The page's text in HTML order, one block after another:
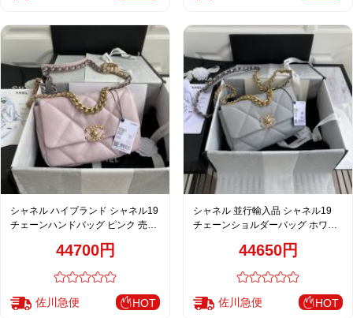
シャネル ハイブランド シャネル19
チェーンハンドバッグ ピンク 売れ
44700円
佐川急便 HOT
シャネル 並行輸入品 シャネル19
チェーンショルダーバッグ ホワイ
44650円
佐川急便 HOT